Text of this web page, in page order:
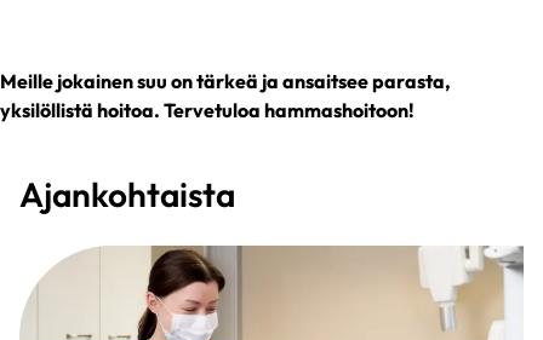
Meille jokainen suu on tärkeä ja ansaitsee parasta,
yksilöllistä hoitoa. Tervetuloa hammashoitoon!
Ajankohtaista